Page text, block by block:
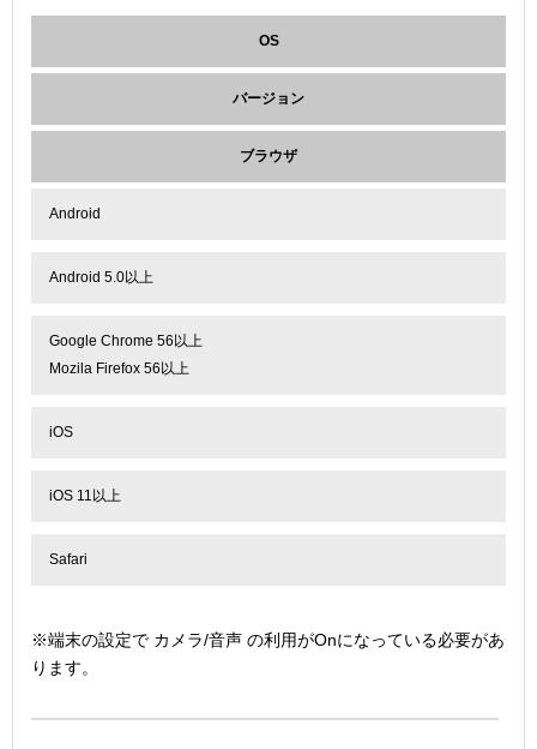
OS
バージョン
ブラウザ
Android
Android 5.0以上
Google Chrome 56以上
Mozila Firefox 56以上
iOS
iOS 11以上
Safari
※端末の設定で カメラ/音声 の利用がOnになっている必要があ
ります。